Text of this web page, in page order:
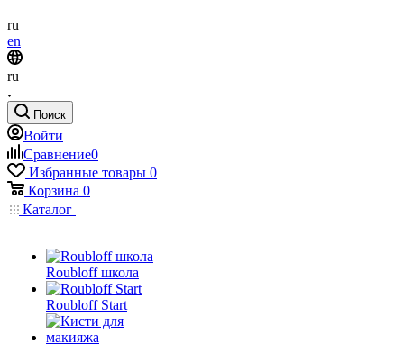
ru
en
ru
Поиск
Войти
Сравнение0
Избранные товары 0
Корзина 0
Каталог
Roubloff школа
Roubloff Start